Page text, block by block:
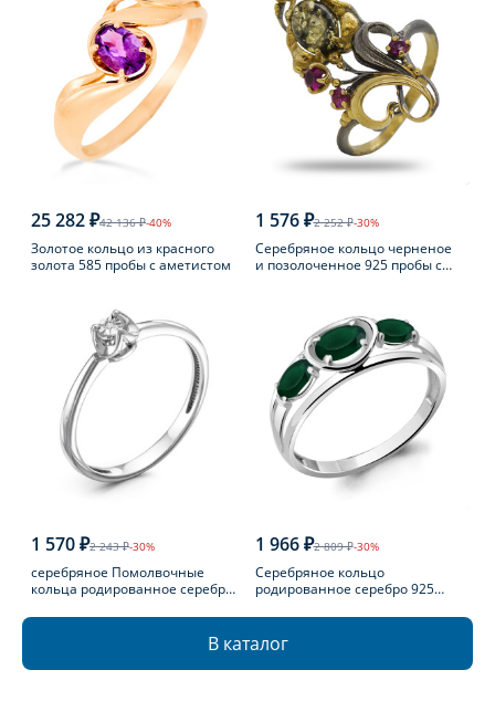
25 282 ₽42 136 ₽-40%
Золотое кольцо из красного
золота 585 пробы с аметистом
1 576 ₽2 252 ₽-30%
Серебряное кольцо черненое
и позолоченное 925 пробы с
1 570 ₽2 243 ₽-30%
серебряное Помолвочные
кольца родированное серебро
1 966 ₽2 809 ₽-30%
Серебряное кольцо
родированное серебро 925
В каталог